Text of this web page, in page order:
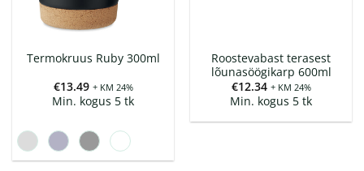
Termokruus Ruby 300ml
€13.49 + KM 24%
Min. kogus 5 tk
Roostevabast terasest
lõunasöögikarp 600ml
€12.34 + KM 24%
Min. kogus 5 tk